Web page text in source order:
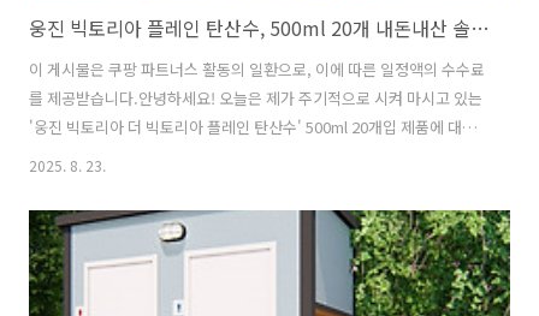
웅진 빅토리아 플레인 탄산수, 500ml 20개 내돈내산 솔직 후기!
이 게시물은 쿠팡 파트너스 활동의 일환으로, 이에 따른 일정액의 수수료
를 제공받습니다.안녕하세요! 오늘은 제가 주기적으로 시켜 마시고 있는
'웅진 빅토리아 더 빅토리아 플레인 탄산수' 500ml 20개입 제품에 대한
솔직 후기를 가져왔어요. 탄산수를 좋아해서 여러 브랜드 제품을 마셔봤
는 매력탄산수를 마실 때 가장 중요하게 생각하는 게 바로 탄산감인데요.
웅진 빅토리아 탄산수는 정말 실망시키지 않아요. 뚜껑을 따자마자 '치익
~'하는 경쾌한 소리와 함께 목구멍을 시원하게 톡 쏘는 강한 탄산이 느껴
집니다. 흔히 말하는 '지속력'도 꽤 좋은 편이라, 한 모금씩 천천히 마셔
2025. 8. 23.